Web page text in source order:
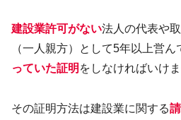
建設業許可がない法人の代表や
（一人親方）として5年以上営ん
っていた証明 をしなければいけま
その証明方法は建設業に関する